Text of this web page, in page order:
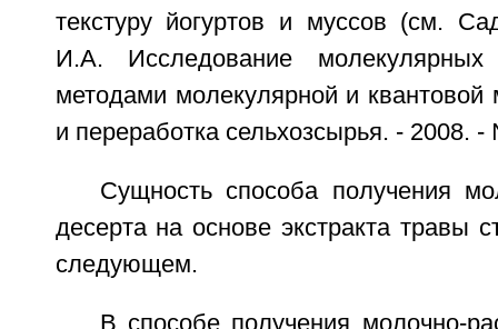
текстуру йогуртов и муссов (см.
И.А. Исследование молекулярных
методами молекулярной и квантовой
и переработка сельхозсырья. - 2008.
Сущность способа получения
десерта на основе экстракта травы
следующем.
В способе получения молочно-